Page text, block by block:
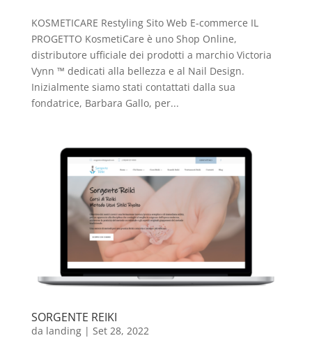
KOSMETICARE Restyling Sito Web E-commerce IL
PROGETTO KosmetiCare è uno Shop Online,
distributore ufficiale dei prodotti a marchio Victoria
Vynn ™ dedicati alla bellezza e al Nail Design.
Inizialmente siamo stati contattati dalla sua
fondatrice, Barbara Gallo, per...
SORGENTE REIKI
da landing| Set 28, 2022